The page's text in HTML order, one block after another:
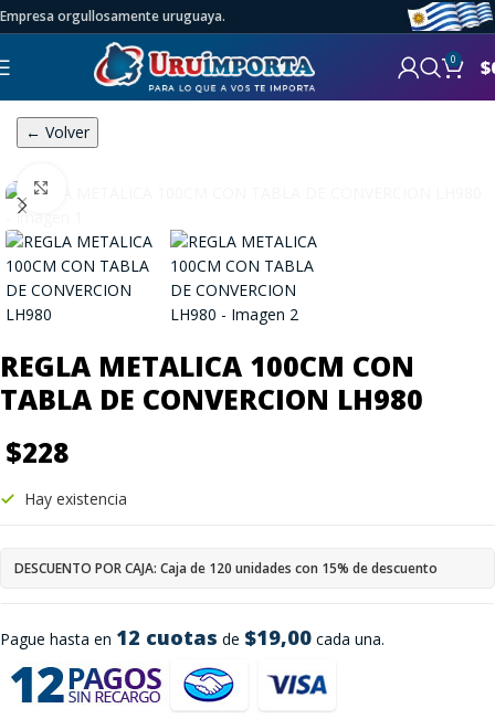
Empresa orgullosamente uruguaya.
0 $
← Volver
REGLA METALICA 100CM CON
TABLA DE CONVERCION LH980
$228
Pague hasta en 12 cuotas de $19,00 cada una.
Hay existencia
DESCUENTO POR CAJA: Caja de 120 unidades con 15% de descuento